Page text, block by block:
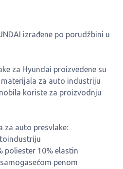
izrađene po porudžbini u
za Hyundai proizvedene su
za auto industriju
koriste za proizvodnju
za auto presvlake:
poliester 10% elastin
penom